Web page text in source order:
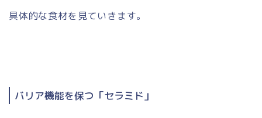
具体的な食材を見ていきます。
バリア機能を保つ「セラミド」